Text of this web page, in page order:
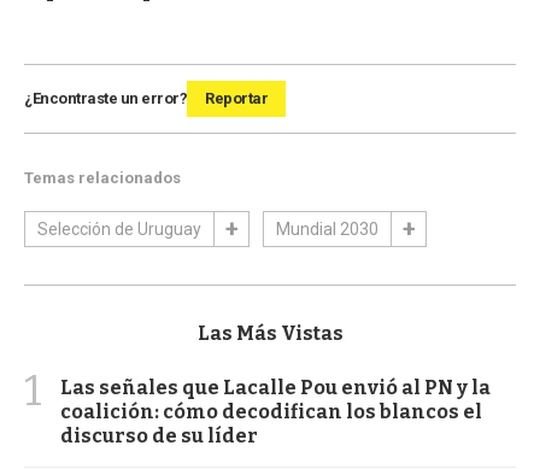
¿Encontraste un error? Reportar
Temas relacionados
Selección de Uruguay Mundial 2030
Las Más Vistas
1
Las señales que Lacalle Pou envió al PN y la
coalición: cómo decodifican los blancos el
discurso de su líder